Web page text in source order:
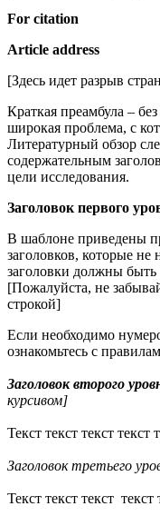
For citation
Article address
[Здесь идет разрыв
Краткая преамбула –
широкая проблема, с
Литературный обзор
содержательным
цели исследования.
Заголовок первого
В шаблоне приведены
заголовков, которые
заголовки должны
[Пожалуйста, не
строкой]
Если необходимо
ознакомьтесь с
Заголовок второго
курсивом]
Текст текст текст текст
Заголовок третьего
Текст текст текст